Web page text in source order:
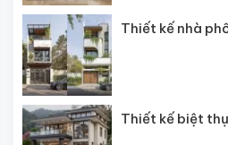
Thiết kế nhà
Thiết kế biệt